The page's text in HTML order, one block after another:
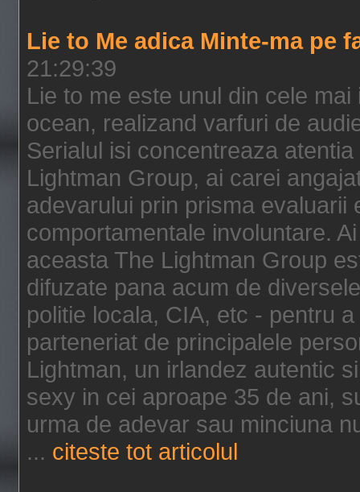
Lie to Me adica Minte-ma pe
21:29:39
Lie to me este unul din cele
ocean, realizand varfuri de
Serialul isi concentreaza
Lightman Group, ai carei
adevarului prin prisma evaluarii
comportamentale involuntare.
aceasta The Lightman Group
difuzate pana acum de
politie locala, CIA, etc - pentru
parteneriat de principalele
Lightman, un irlandez autentic
sexy in cei aproape 35 de ani,
urma de adevar sau minciuna
... citeste tot articolul